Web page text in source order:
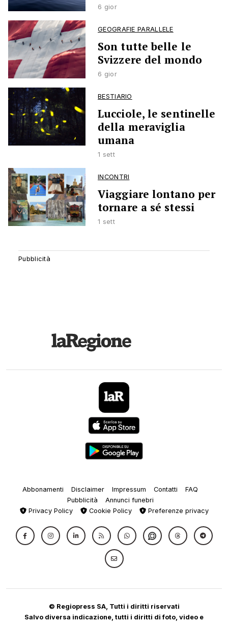
6 gior
GEOGRAFIE PARALLELE
Son tutte belle le
Svizzere del mondo
6 gior
BESTIARIO
Lucciole, le sentinelle
della meraviglia
umana
1 sett
INCONTRI
Viaggiare lontano per
tornare a sé stessi
1 sett
Abbonamenti Disclaimer Impressum Contatti
FAQ
Pubblicità
Annunci funebri
Privacy Policy
Cookie Policy Preferenze privacy
© Regiopress SA, Tutti i diritti riservati
Salvo diversa indicazione, tutti i diritti di foto, video e